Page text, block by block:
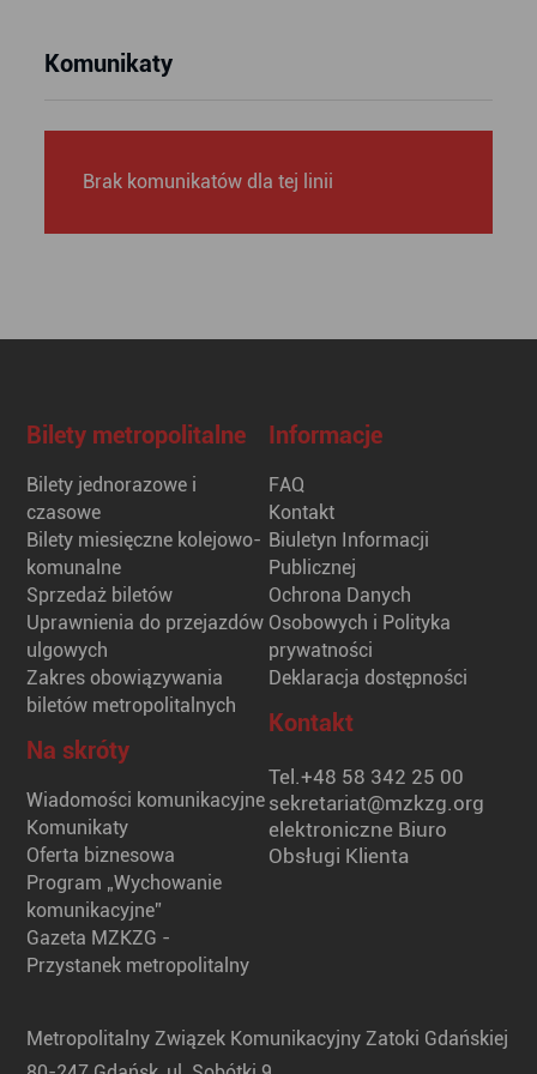
Komunikaty
Brak komunikatów dla tej linii
Bilety metropolitalne
Bilety jednorazowe i
czasowe
Bilety miesięczne kolejowo-
komunalne
Sprzedaż biletów
Uprawnienia do przejazdów
ulgowych
Zakres obowiązywania
biletów metropolitalnych
Na skróty
Wiadomości komunikacyjne
Komunikaty
Oferta biznesowa
Program „Wychowanie
komunikacyjne”
Gazeta MZKZG -
Przystanek metropolitalny
Informacje
FAQ
Kontakt
Biuletyn Informacji
Publicznej
Ochrona Danych
Osobowych i Polityka
prywatności
Deklaracja dostępności
Kontakt
Tel.+48 58 342 25 00
sekretariat@mzkzg.org
elektroniczne Biuro
Obsługi Klienta
Metropolitalny Związek Komunikacyjny Zatoki Gdańskiej